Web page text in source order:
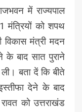
में राज्यपाल
मंत्रियों को शपथ
विकास मंत्री मदन
के बाद सात पुराने
बता दें कि बीते
देने के बाद
को उत्तराखंड